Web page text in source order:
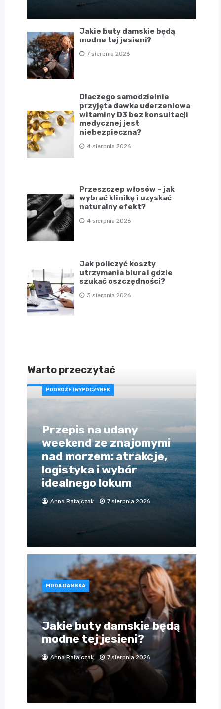
Jakie buty damskie będą
modne tej jesieni?
7 sierpnia 2026
Dlaczego samodzielnie
przyjęta dawka uderzeniowa
witaminy D3 bez konsultacji
medycznej jest
niebezpieczna?
4 sierpnia 2026
Przeszczep włosów – jak
wybrać klinikę i uzyskać
naturalny efekt?
4 sierpnia 2026
Jak policzyć koszty
utrzymania biura i gdzie
szukać oszczędności?
3 sierpnia 2026
Warto przeczytać
PODRÓŻE I WYPOCZYNEK
Przepis na udany
weekend ze znajomymi
nad morzem: atrakcje,
logistyka i wybór
idealnego lokum
Anna Ratajczak 7 sierpnia 2026
MODA DAMSKA
Jakie buty damskie będą
modne tej jesieni?
Anna Ratajczak 7 sierpnia 2026